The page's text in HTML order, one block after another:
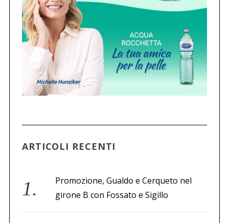
ARTICOLI RECENTI
Promozione, Gualdo e Cerqueto nel
girone B con Fossato e Sigillo